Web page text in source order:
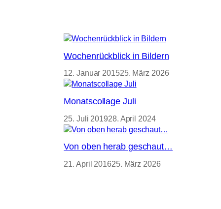
Wochenrückblick in Bildern
12. Januar 201525. März 2026
Monatscollage Juli
25. Juli 201928. April 2024
Von oben herab geschaut…
21. April 201625. März 2026